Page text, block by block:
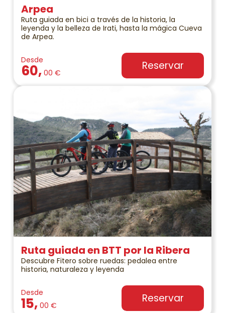
Arpea
Ruta guiada en bici a través de la historia, la
leyenda y la belleza de Irati, hasta la mágica Cueva
de Arpea.
Desde
60, 00 €
Reservar
Ruta guiada en BTT por la Ribera
Descubre Fitero sobre ruedas: pedalea entre
historia, naturaleza y leyenda
Desde
15, 00 €
Reservar